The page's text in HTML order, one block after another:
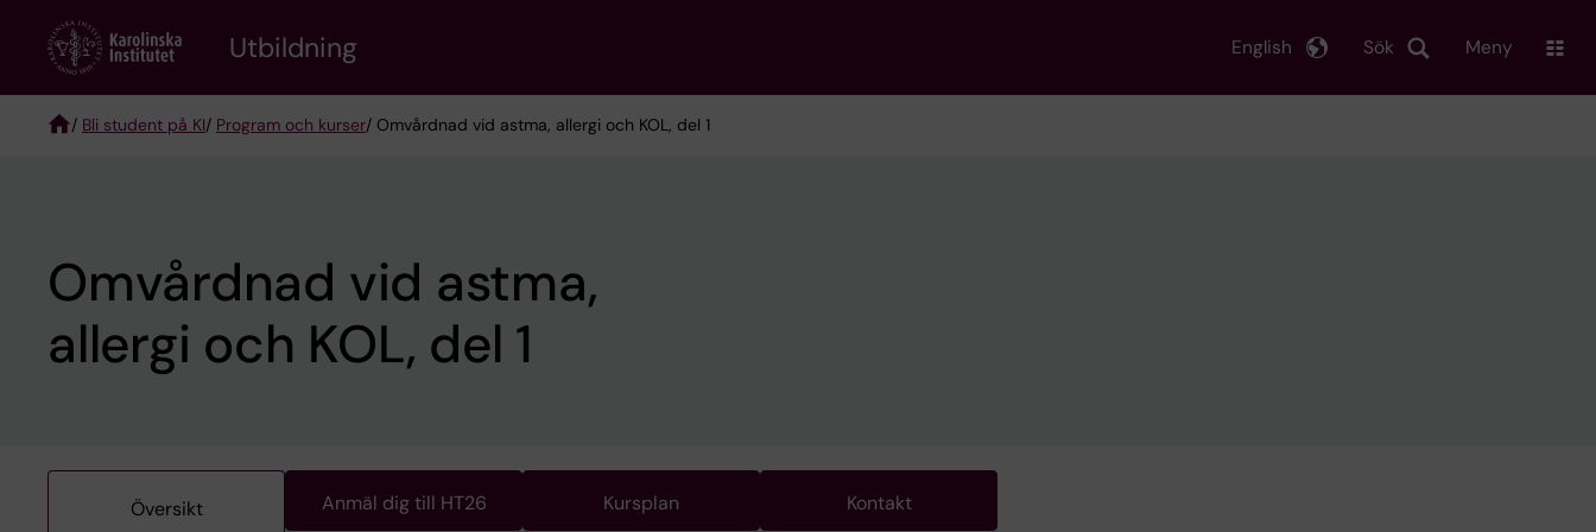
content
Utbildning Sök
English Meny
/ Bli student på KI/ Program och kurser/ Omvårdnad vid astma, allergi och KOL, del 1
Omvårdnad vid astma,
allergi och KOL, del 1
Översikt Anmäl dig till HT26 Kursplan Kontakt